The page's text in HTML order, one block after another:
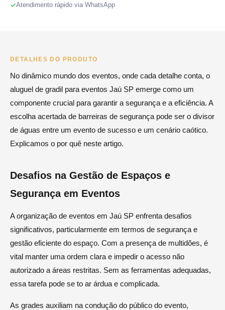
Atendimento rápido via WhatsApp
DETALHES DO PRODUTO
No dinâmico mundo dos eventos, onde cada detalhe conta, o
aluguel de gradil para eventos Jaú SP emerge como um
componente crucial para garantir a segurança e a eficiência. A
escolha acertada de barreiras de segurança pode ser o divisor
de águas entre um evento de sucesso e um cenário caótico.
Explicamos o por quê neste artigo.
Desafios na Gestão de Espaços e
Segurança em Eventos
A organização de eventos em Jaú SP enfrenta desafios
significativos, particularmente em termos de segurança e
gestão eficiente do espaço. Com a presença de multidões, é
vital manter uma ordem clara e impedir o acesso não
autorizado a áreas restritas. Sem as ferramentas adequadas,
essa tarefa pode se to ar árdua e complicada.
As grades auxiliam na condução do público do evento,